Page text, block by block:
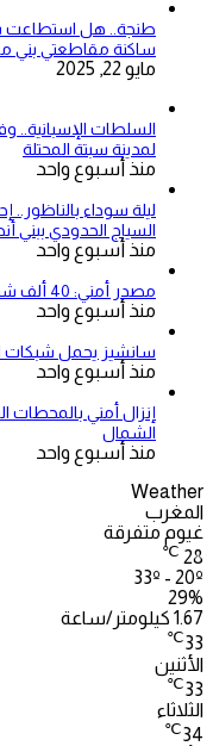
ساكنة مقاطعتي بني
مايو 22, 2025
لمدينة سبتة المحتلة
منذ أسبوع واحد
ليلة سوداء بالناظور..
السياج الحدودي ببني
منذ أسبوع واحد
مصدر أمني: 40 ألف شخص اقتحموا سبتة
منذ أسبوع واحد
سانشيز يحمل شبكات
منذ أسبوع واحد
إنزال أمني بالمحطات
الشمال
منذ أسبوع واحد
Weather
المغرب
غيوم متفرقة
28
℃
33º - 20º
29%
1.67 كيلومتر/ساعة
33
℃
الأثنين
33
℃
الثلاثاء
34
℃